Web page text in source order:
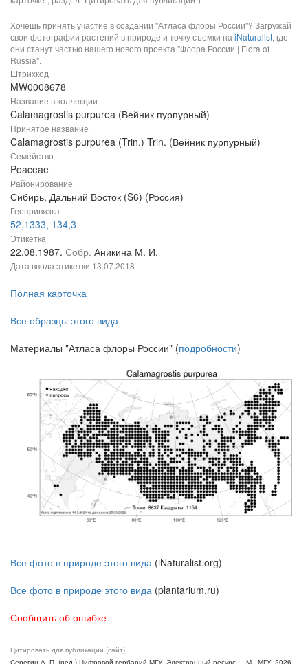
Хочешь принять участие в создании "Атласа флоры России"? Загружай
свои фотографии растений в природе и точку съемки на iNaturalist, где
они станут частью нашего нового проекта "Флора России | Flora of
Russia".
Штрихкод
MW0008678
Название в коллекции
Calamagrostis purpurea (Вейник пурпурный)
Принятое название
Calamagrostis purpurea (Trin.) Trin. (Вейник пурпурный)
Семейство
Poaceae
Районирование
Сибирь, Дальний Восток (S6) (Россия)
Геопривязка
52,1333, 134,3
Этикетка
22.08.1987. Собр. Аникина М. И.
Дата ввода этикетки 13.07.2018
Полная карточка
Все образцы этого вида
Материалы "Атласа флоры России" (подробности)
Все фото в природе этого вида (iNaturalist.org)
Все фото в природе этого вида (plantarium.ru)
Сообщить об ошибке
Цитировать для публикации (сайт)
Серегин А. П. (ред.) Цифровой гербарий МГУ: Электронный ресурс. – М.: МГУ, 2026.